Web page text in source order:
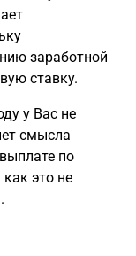
заработной
ставку.
у Вас не
смысла
по
это не